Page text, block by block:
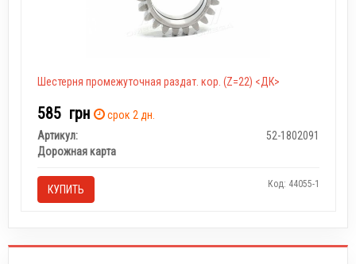
Шестерня промежуточная раздат. кор. (Z=22) <ДК>
585 грн
срок 2 дн.
Артикул:
52-1802091
Дорожная карта
КУПИТЬ Код: 44055-1